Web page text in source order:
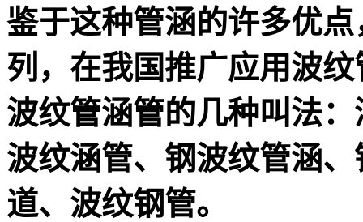
鉴于这种管涵的许多优
列，在我国推广应用波
波纹管涵管的几种叫法
波纹涵管、钢波纹管涵
道、波纹钢管。